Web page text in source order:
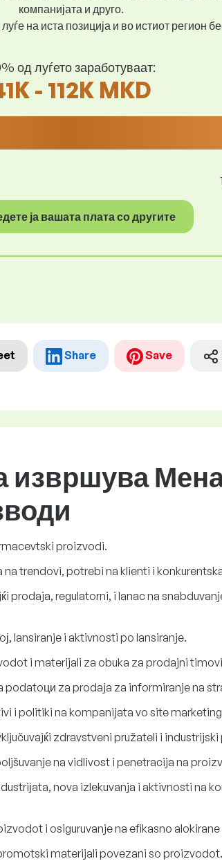
компанијата и друго.
на иста позиција и во истиот регион
од луѓето заработуваат:
- 112K MKD
ја вашата плата со другите
Share Save
извршува
proizvodi.
trendovi, potrebi na klienti i
regulatorni, i lanac na
lansiranje i aktivnosti po lansiranje.
i materijali za obuka za prodajni
za prodaja za informiranje na
i politiki na kompanijata vo site
zdravstveni pružateli i
na vidlivost i penetracija na
nova izlekuvanja i aktivnosti na
i osiguruvanje na efikasno alokirane
materijali povezani so proizvodot.